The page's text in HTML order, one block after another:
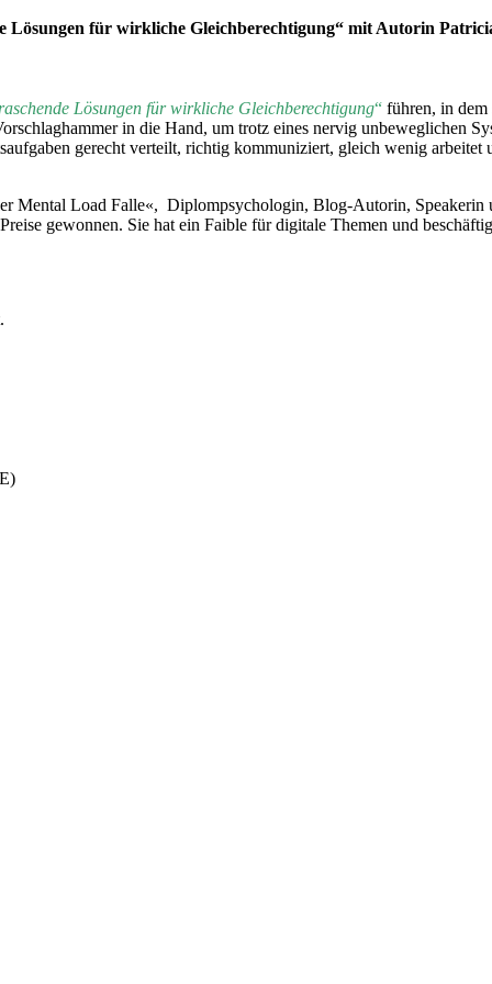
Lösungen für wirkliche Gleichberechtigung“ mit Autorin
Lösungen für wirkliche Gleichberechtigung“ führen, in dem
in die Hand, um trotz eines nervig unbeweglichen
gerecht verteilt, richtig kommuniziert, gleich wenig
Mental Load Falle«, Diplompsychologin, Blog-Autorin,
gewonnen. Sie hat ein Faible für digitale Themen und